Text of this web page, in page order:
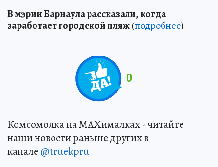
В мэрии Барнаула рассказали, когда
заработает городской пляж(подробнее)
0
Комсомолка на MAXималках - читайте
наши новости раньше других в
канале @truekpru